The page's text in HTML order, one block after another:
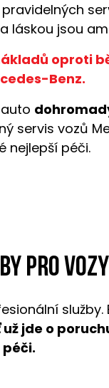
láskou jsou
oproti
Benz.
servis vozů
nejlepší péči.
pro vozy
už jde o